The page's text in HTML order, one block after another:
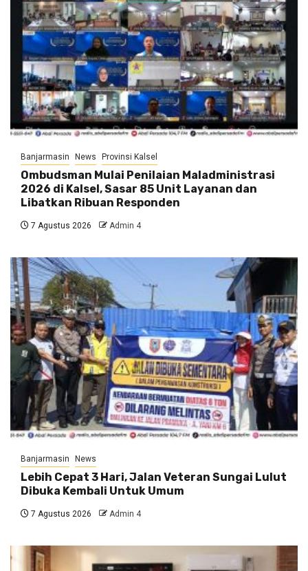
Banjarmasin News Provinsi Kalsel
Ombudsman Mulai Penilaian Maladministrasi
2026 di Kalsel, Sasar 85 Unit Layanan dan
Libatkan Ribuan Responden
7 Agustus 2026 Admin 4
Banjarmasin News
Lebih Cepat 3 Hari, Jalan Veteran Sungai Lulut
Dibuka Kembali Untuk Umum
7 Agustus 2026 Admin 4